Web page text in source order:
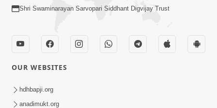
Shri Swaminarayan Sarvopari Siddhant Digvijay Trust
OUR WEBSITES
hdhbapji.org
anadimukt.org